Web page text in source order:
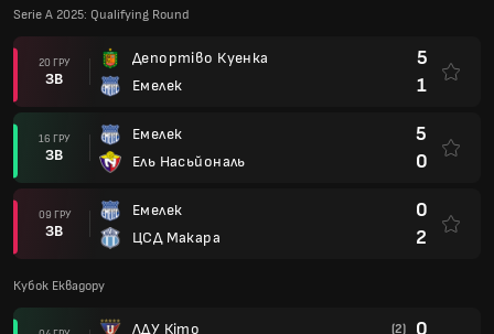
Serie A 2025: Qualifying Round
20 ГРУ
ЗВ
Депортіво Куенка
Емелек
5
1
16 ГРУ
ЗВ
Емелек
Ель Насьйональ
5
0
09 ГРУ
ЗВ
Емелек
ЦСД Макара
0
2
Кубок Еквадору
ЛДУ Кіто
(2) 0